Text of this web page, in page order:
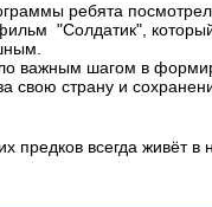
ребята
"Солдатик",
важным шагом в
свою страну и
предков всегда живёт в